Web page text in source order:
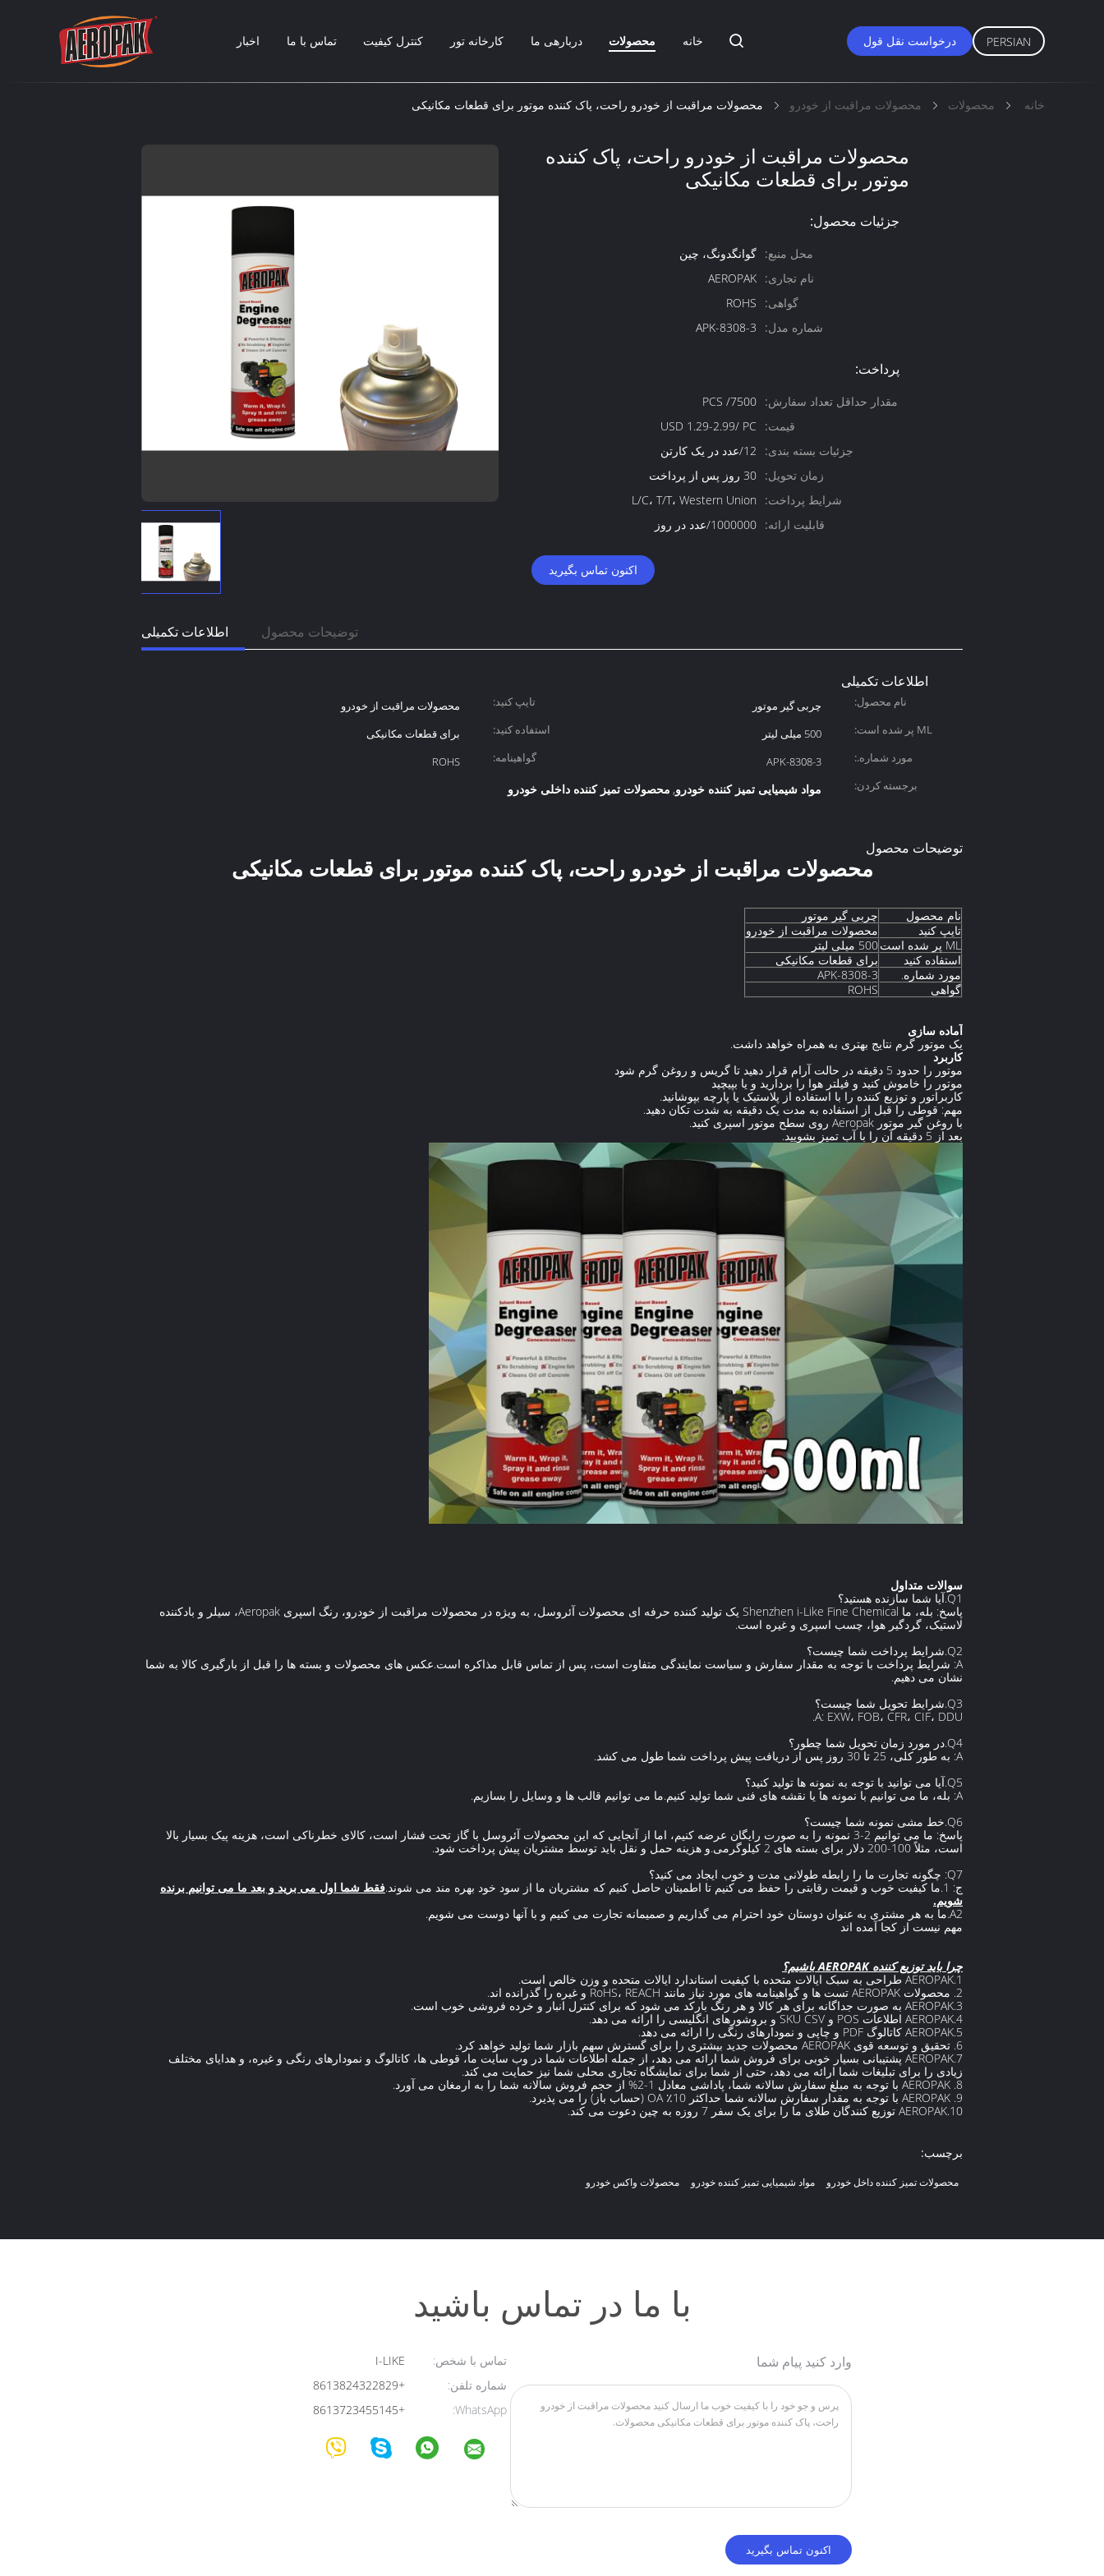
خانه محصولات دربارهی ما کارخانه تور کنترل کیفیت تماس با ما اخبار درخواست نقل قول PERSIAN
خانه محصولات محصولات مراقبت از خودرو محصولات مراقبت از خودرو راحت، پاک کننده موتور برای قطعات مکانیکی
محصولات مراقبت از خودرو راحت، پاک کننده
موتور برای قطعات مکانیکی
جزئیات محصول:
محل منبع: گوانگدونگ، چین
نام تجاری: AEROPAK
گواهی:
ROHS
شماره مدل:
APK-8308-3
پرداخت:
مقدار حداقل تعداد سفارش: 7500/ PCS
قیمت:
USD 1.29-2.99/ PC
جزئیات بسته بندی:
12/عدد در یک کارتن
زمان تحویل: 30 روز پس از پرداخت
شرایط پرداخت:
L/C، T/T، Western Union
قابلیت ارائه: 1000000/عدد در روز
اکنون تماس بگیرید
اطلاعات تکمیلی توضیحات محصول
اطلاعات تکمیلی
نام محصول: چربی گیر موتور تایپ کنید:
محصولات مراقبت از خودرو
ML پر شده است:
500 میلی لیتر استفاده کنید:
برای قطعات مکانیکی
مورد شماره.:
APK-8308-3 گواهینامه:
ROHS
برجسته کردن:
مواد شیمیایی تمیز کننده خودرو, محصولات تمیز کننده داخلی خودرو
توضیحات محصول
محصولات مراقبت از خودرو راحت، پاک کننده موتور برای قطعات مکانیکی
نام محصول
چربی گیر موتور
تایپ کنید
محصولات مراقبت از خودرو
ML پر شده است
500 میلی لیتر
استفاده کنید
برای قطعات مکانیکی
مورد شماره.
APK-8308-3
گواهی
ROHS
آماده سازی
یک موتور گرم نتایج بهتری به همراه خواهد داشت.
کاربرد
موتور را حدود 5 دقیقه در حالت آرام قرار دهید تا گریس و روغن گرم شود
موتور را خاموش کنید و فیلتر هوا را بردارید و یا بپیچید
کاربراتور و توزیع کننده را با استفاده از پلاستیک یا پارچه بپوشانید.
مهم: قوطی را قبل از استفاده به مدت یک دقیقه به شدت تکان دهید.
با روغن گیر موتور Aeropak روی سطح موتور اسپری کنید.
بعد از 5 دقیقه آن را با آب تمیز بشویید.
سوالات متداول
Q1.آیا شما سازنده هستید؟
پاسخ: بله، ما Shenzhen i-Like Fine Chemical یک تولید کننده حرفه ای محصولات آئروسل، به ویژه در محصولات مراقبت از خودرو، رنگ اسپری Aeropak، سیلر و بادکننده
لاستیک، گردگیر هوا، چسب اسپری و غیره است.
Q2.شرایط پرداخت شما چیست؟
A: شرایط پرداخت با توجه به مقدار سفارش و سیاست نمایندگی متفاوت است، پس از تماس قابل مذاکره است.عکس های محصولات و بسته ها را قبل از بارگیری کالا به شما
نشان می دهیم.
Q3.شرایط تحویل شما چیست؟
A: EXW، FOB، CFR، CIF، DDU.
Q4.در مورد زمان تحویل شما چطور؟
A: به طور کلی، 25 تا 30 روز پس از دریافت پیش پرداخت شما طول می کشد.
Q5.آیا می توانید با توجه به نمونه ها تولید کنید؟
A: بله، ما می توانیم با نمونه ها یا نقشه های فنی شما تولید کنیم.ما می توانیم قالب ها و وسایل را بسازیم.
Q6.خط مشی نمونه شما چیست؟
پاسخ: ما می توانیم 2-3 نمونه را به صورت رایگان عرضه کنیم، اما از آنجایی که این محصولات آئروسل با گاز تحت فشار است، کالای خطرناکی است، هزینه پیک بسیار بالا
است، مثلاً 100-200 دلار برای بسته های 2 کیلوگرمی.و هزینه حمل و نقل باید توسط مشتریان پیش پرداخت شود.
Q7: چگونه تجارت ما را رابطه طولانی مدت و خوب ایجاد می کنید؟
ج: 1.ما کیفیت خوب و قیمت رقابتی را حفظ می کنیم تا اطمینان حاصل کنیم که مشتریان ما از سود خود بهره مند می شوند.
فقط شما اول می برید و بعد ما می توانیم برنده
شویم.
A2.ما به هر مشتری به عنوان دوستان خود احترام می گذاریم و صمیمانه تجارت می کنیم و با آنها دوست می شویم.
مهم نیست از کجا آمده اند
چرا باید توزیع کننده AEROPAK باشیم؟
1.AEROPAK طراحی به سبک ایالات متحده با کیفیت استاندارد ایالات متحده و وزن خالص است.
2. محصولات AEROPAK تست ها و گواهینامه های مورد نیاز مانند RoHS، REACH و غیره را گذرانده اند.
3.AEROPAK به صورت جداگانه برای هر کالا و هر رنگ بارکد می شود که برای کنترل انبار و خرده فروشی خوب است.
4.AEROPAK اطلاعات POS و SKU CSV و بروشورهای انگلیسی را ارائه می دهد.
5.AEROPAK کاتالوگ PDF و چاپی و نمودارهای رنگی را ارائه می دهد.
6. تحقیق و توسعه قوی AEROPAK محصولات جدید بیشتری را برای گسترش سهم بازار شما تولید خواهد کرد.
7.AEROPAK پشتیبانی بسیار خوبی برای فروش شما ارائه می دهد، از جمله اطلاعات شما در وب سایت ما، قوطی ها، کاتالوگ و نمودارهای رنگی و غیره، و هدایای مختلف
زیادی را برای تبلیغات شما ارائه می دهد، حتی از شما برای نمایشگاه تجاری محلی شما نیز حمایت می کند.
8. AEROPAK با توجه به مبلغ سفارش سالانه شما، پاداشی معادل 1-2% از حجم فروش سالانه شما را به ارمغان می آورد.
9. AEROPAK با توجه به مقدار سفارش سالانه شما حداکثر 10٪ OA (حساب باز) را می پذیرد.
10.AEROPAK توزیع کنندگان طلای ما را برای یک سفر 7 روزه به چین دعوت می کند.
برچسب:
محصولات تمیز کننده داخل خودرو مواد شیمیایی تمیز کننده خودرو محصولات واکس خودرو
با ما در تماس باشید
تماس با شخص:
شماره تلفن:
+8613824322829
WhatsApp:
+8613723455145
وارد کنید پیام شما